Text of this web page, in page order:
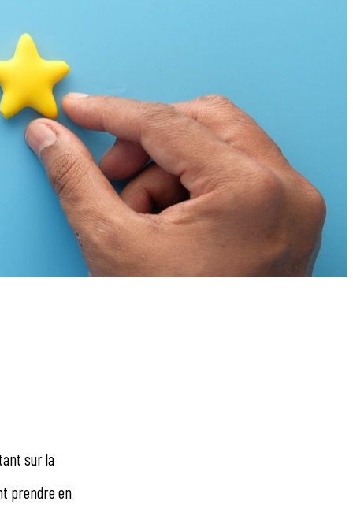
sur la
prendre en